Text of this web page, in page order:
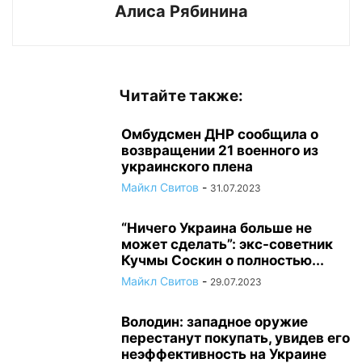
Алиса Рябинина
Читайте также:
Омбудсмен ДНР сообщила о
возвращении 21 военного из
украинского плена
Майкл Свитов - 31.07.2023
“Ничего Украина больше не
может сделать”: экс-советник
Кучмы Соскин о полностью...
Майкл Свитов - 29.07.2023
Володин: западное оружие
перестанут покупать, увидев его
неэффективность на Украине